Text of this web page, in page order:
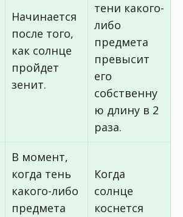
Начинается
после того,
как солнце
пройдет
зенит.
тени какого-
либо
предмета
превысит
его
собственну
ю длину в 2
раза.
В момент,
когда тень
какого-либо
предмета
Когда
солнце
коснется